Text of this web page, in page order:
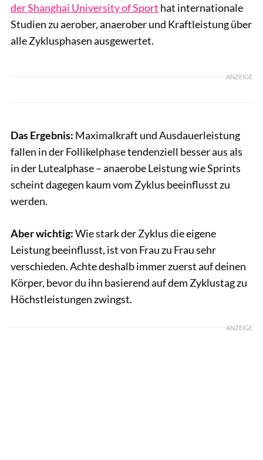
der Shanghai University of Sport hat internationale
Studien zu aerober, anaerober und Kraftleistung über
alle Zyklusphasen ausgewertet.
ANZEIGE
Das Ergebnis: Maximalkraft und Ausdauerleistung
fallen in der Follikelphase tendenziell besser aus als
in der Lutealphase – anaerobe Leistung wie Sprints
scheint dagegen kaum vom Zyklus beeinflusst zu
werden.
Aber wichtig:Wie stark der Zyklus die eigene
Leistung beeinflusst, ist von Frau zu Frau sehr
verschieden. Achte deshalb immer zuerst auf deinen
Körper, bevor du ihn basierend auf dem Zyklustag zu
Höchstleistungen zwingst.
ANZEIGE